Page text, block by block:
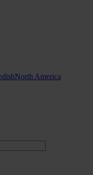
North America